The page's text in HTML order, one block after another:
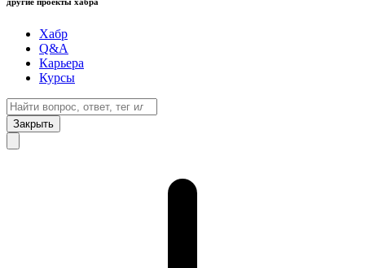
Хабр
Q&A
Карьера
Курсы
Закрыть